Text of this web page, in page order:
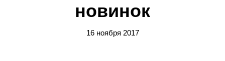
новинок
16 ноября 2017